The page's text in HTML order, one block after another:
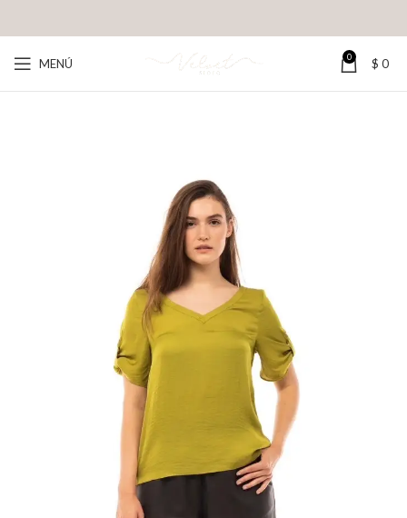
MENÚ 0 $ 0